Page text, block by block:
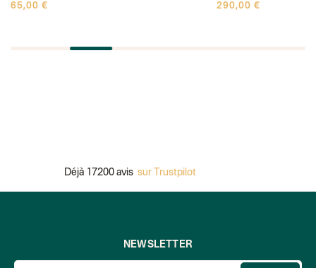
65,00 €
290,00 €
Déjà 17200 avis sur Trustpilot
NEWSLETTER